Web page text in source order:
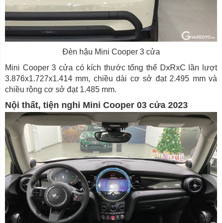
Đèn hậu Mini Cooper 3 cửa
Mini Cooper 3 cửa có kích thước tổng thể DxRxC lần lượt
3.876x1.727x1.414 mm, chiều dài cơ sở đạt 2.495 mm và
chiều rộng cơ sở đạt 1.485 mm.
Nội thất, tiện nghi Mini Cooper 03 cửa 2023